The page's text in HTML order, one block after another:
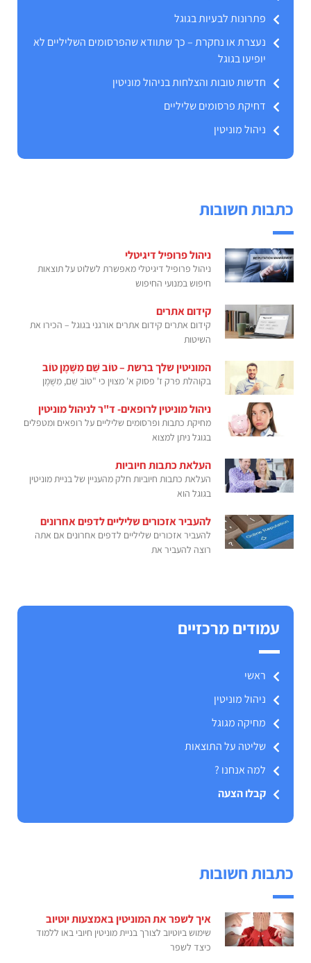
פתרונות לבעיות בגוגל
נעצרת או נחקרת – כך שתוודא שהפרסומים השליליים לא
יופיעו בגוגל
חדשות טובות והצלחות בניהול מוניטין
דחיקת פרסומים שליליים
ניהול מוניטין
כתבות חשובות
ניהול פרופיל דיגיטלי
ניהול פרופיל דיגיטלי מאפשרת לשלוט על תוצאות
חיפוש במנועי החיפוש
קידום אתרים
קידום אתרים קידום אתרים אורגני בגוגל – הכירו את
השיטות
המוניטין שלך ברשת – טוֹב שֵׁם מִשֶּׁמֶן טוֹב
בקוהלת פרק ז' פסוק א' מצוין כי "טוֹב שֵׁם, מִשֶּׁמֶן
ניהול מוניטין לרופאים- ד"ר לניהול מוניטין
מחיקת כתבות ופרסומים שליליים על רופאים ומטפלים
בגוגל ניתן למצוא
העלאת כתבות חיוביות
העלאת כתבות חיוביות חלק מהעניין של בניית מוניטין
בגוגל הוא
להעביר אזכורים שליליים לדפים אחרונים
להעביר אזכורים שליליים לדפים אחרונים אם אתה
רוצה להעביר את
עמודים מרכזיים
ראשי
ניהול מוניטין
מחיקה מגוגל
שליטה על התוצאות
למה אנחנו ?
קבלו הצעה
כתבות חשובות
איך לשפר את המוניטין באמצעות יוטיוב
שימוש ביוטיוב לצורך בניית מוניטין חיובי באו ללמוד
כיצד לשפר